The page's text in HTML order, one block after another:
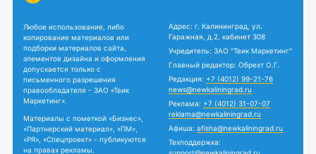
Любое использование, либо
копирование материалов или
подборки материалов сайта,
элементов дизайна и оформления
допускается только с
письменного разрешения
правообладателя - ЗАО «Твик
Маркетинг».
Материалы с пометкой «Бизнес»,
«Партнерский материал», «ПМ»,
«PR», «Спецпроект» - публикуются
на правах рекламы.
Адрес: г. Калининград, ул.
Гаражная, д.2, кабинет 308
Учредитель: ЗАО "Твик Маркетинг"
Главный редактор: Обрехт О.Г.
Редакция: +7 (4012) 99-21-76
news@newkaliningrad.ru
Реклама: +7 (4012) 31-07-07
reklama@newkaliningrad.ru
Афиша: afisha@newkaliningrad.ru
Техподдержка: